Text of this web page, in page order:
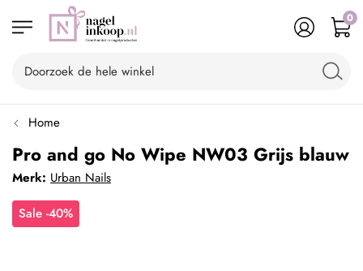
0
Home
Pro and go No Wipe NW03 Grijs blauw
Merk: Urban Nails
Sale -40%